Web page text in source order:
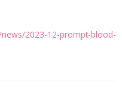
2023-12-prompt-blood-